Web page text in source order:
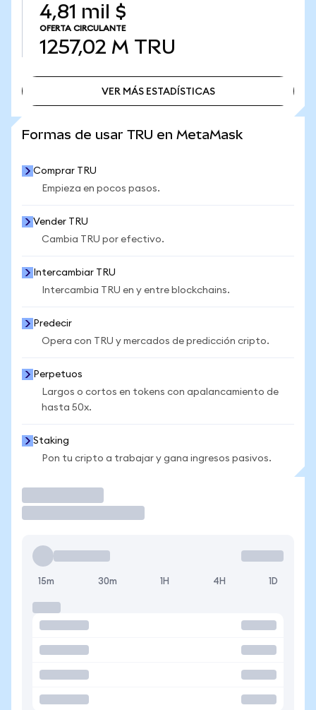
4,81 mil $
OFERTA CIRCULANTE
1257,02 M TRU
VER MÁS ESTADÍSTICAS
Formas de usar TRU en MetaMask
Comprar TRU
Empieza en pocos pasos.
Vender TRU
Cambia TRU por efectivo.
Intercambiar TRU
Intercambia TRU en y entre blockchains.
Predecir
Opera con TRU y mercados de predicción cripto.
Perpetuos
Largos o cortos en tokens con apalancamiento de
hasta 50x.
Staking
Pon tu cripto a trabajar y gana ingresos pasivos.
15m 30m 1H 4H 1D